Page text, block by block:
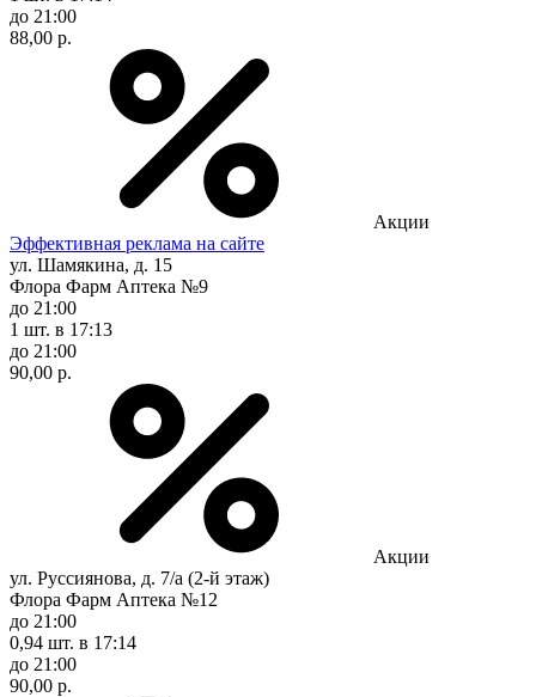
до 21:00
88,00 р.
Акции
Эффективная реклама на сайте
ул. Шамякина, д. 15
Флора Фарм Аптека №9
до 21:00
1 шт. в 17:13
до 21:00
90,00 р.
Акции
ул. Руссиянова, д. 7/а (2-й этаж)
Флора Фарм Аптека №12
до 21:00
0,94 шт. в 17:14
до 21:00
90,00 р.